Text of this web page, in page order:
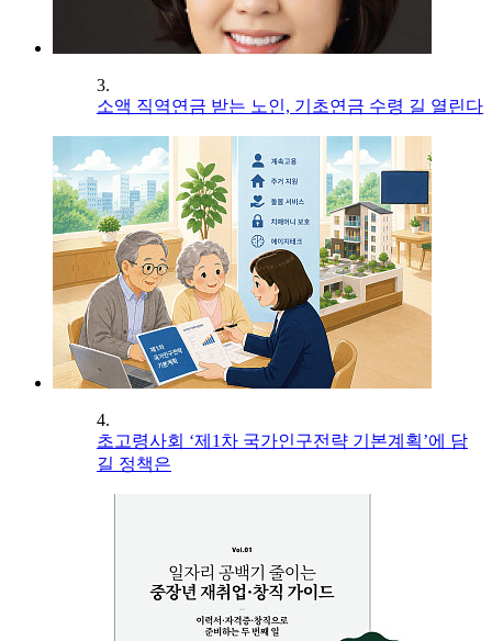
3.
소액 직역연금 받는 노인, 기초연금 수령 길 열린다
4.
초고령사회 ‘제1차 국가인구전략 기본계획’에 담
길 정책은